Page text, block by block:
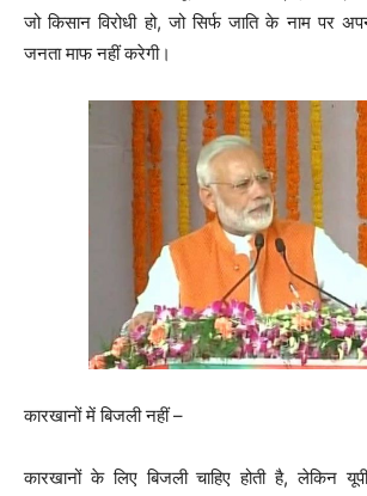
जो किसान विरोधी हो, जो सिर्फ जाति के नाम पर
जनता माफ नहीं करेगी।
कारखानों में बिजली नहीं –
कारखानों के लिए बिजली चाहिए होती है, लेकिन